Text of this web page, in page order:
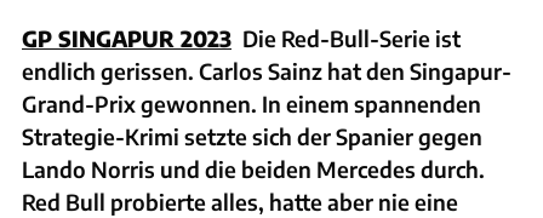
GP SINGAPUR 2023 Die Red-Bull-Serie ist
endlich gerissen. Carlos Sainz hat den Singapur-
Grand-Prix gewonnen. In einem spannenden
Strategie-Krimi setzte sich der Spanier gegen
Lando Norris und die beiden Mercedes durch.
Red Bull probierte alles, hatte aber nie eine